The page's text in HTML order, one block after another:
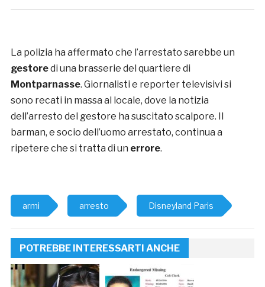
La polizia ha affermato che l’arrestato sarebbe un
gestoredi una brasserie del quartiere di
Montparnasse. Giornalisti e reporter televisivi si
sono recati in massa al locale, dove la notizia
dell’arresto del gestore ha suscitato scalpore. Il
barman, e socio dell’uomo arrestato, continua a
ripetere che si tratta di un errore.
armi arresto Disneyland Paris
POTREBBE INTERESSARTI ANCHE